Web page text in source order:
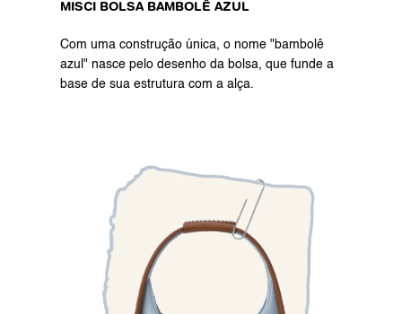
MISCI BOLSA BAMBOLÊ AZUL
Com uma construção única, o nome "bambolê
azul" nasce pelo desenho da bolsa, que funde a
base de sua estrutura com a alça.